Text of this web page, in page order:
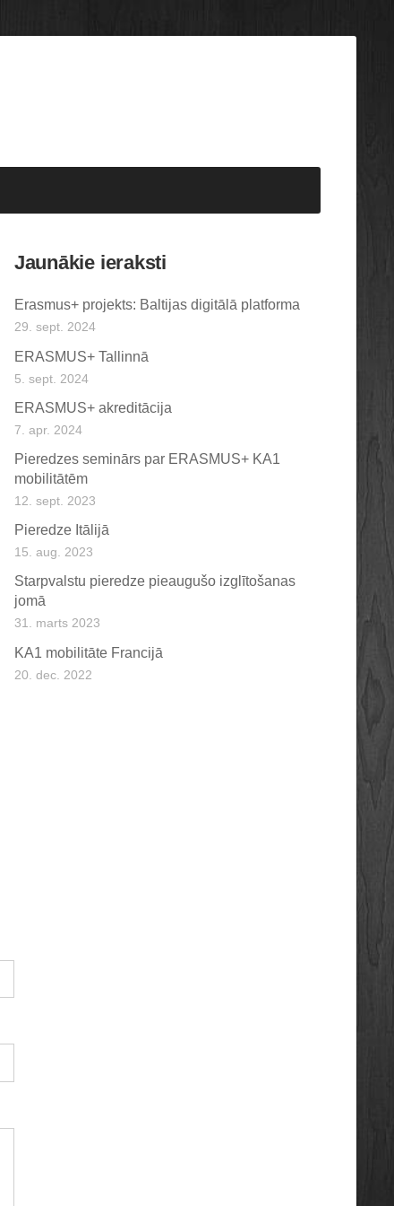
Jaunākie ieraksti
Erasmus+ projekts: Baltijas digitālā platforma
29. sept. 2024
ERASMUS+ Tallinnā
5. sept. 2024
ERASMUS+ akreditācija
7. apr. 2024
Pieredzes seminārs par ERASMUS+ KA1
mobilitātēm
12. sept. 2023
Pieredze Itālijā
15. aug. 2023
Starpvalstu pieredze pieaugušo izglītošanas
jomā
31. marts 2023
KA1 mobilitāte Francijā
20. dec. 2022